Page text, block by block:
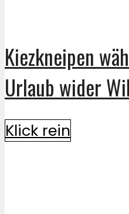
Kiezkneipen
Urlaub wider
Klick rein